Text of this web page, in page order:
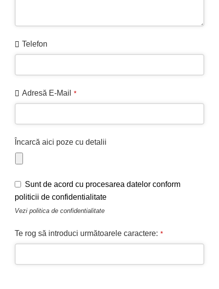
Telefon
Adresă E-Mail *
Încarcă aici poze cu detalii
Business
Email *
Sunt de acord cu procesarea datelor conform
politicii de confidentialitate
Vezi politica de confidentialitate
Te rog să introduci următoarele caractere: *